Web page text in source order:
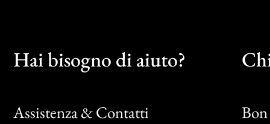
Hai bisogno di aiuto?
Assistenza & Contatti